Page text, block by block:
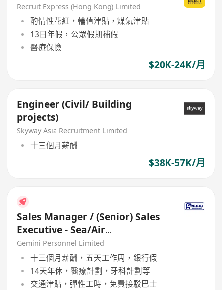
Recruit Express (Hong Kong) Limited
酌情性花紅，輪值津貼，煤氣津貼
13日年假，公眾假期補假
醫療保險
$20K-24K/月
Engineer (Civil/ Building
projects)
Skyway Asia Recruitment Limited
十三個月薪酬
$38K-57K/月
Sales Manager / (Senior) Sales
Executive - Sea/Air
Freight/Freight forwarding
Gemini Personnel Limited
十三個月薪酬，五天工作周，銀行假
14天年休，醫療計劃，牙科計劃等
交通津貼，彈性工時，免費接駁巴士